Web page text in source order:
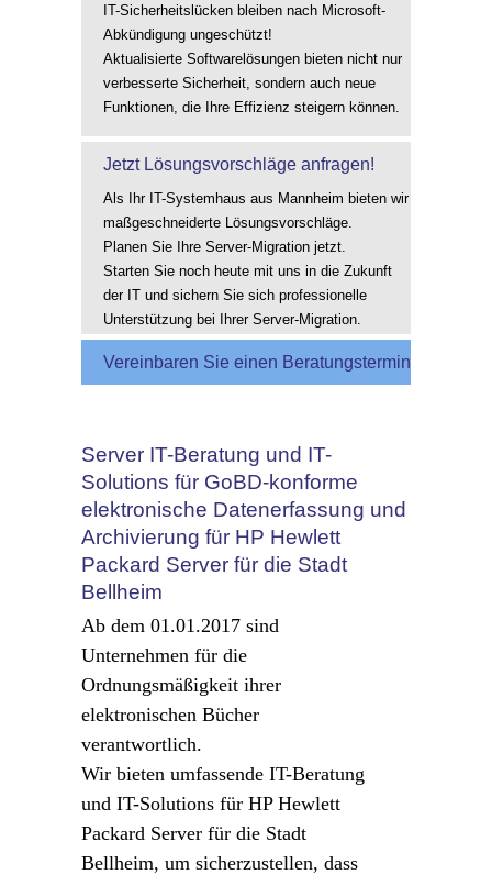
IT-Sicherheitslücken bleiben nach Microsoft-
Abkündigung ungeschützt!
Aktualisierte Softwarelösungen bieten nicht nur
verbesserte Sicherheit, sondern auch neue
Funktionen, die Ihre Effizienz steigern können.
Jetzt Lösungsvorschläge anfragen!
Als Ihr IT-Systemhaus aus Mannheim bieten wir
maßgeschneiderte Lösungsvorschläge.
Planen Sie Ihre Server-Migration jetzt.
Starten Sie noch heute mit uns in die Zukunft
der IT und sichern Sie sich professionelle
Unterstützung bei Ihrer Server-Migration.
Vereinbaren Sie einen Beratungstermin
Server IT-Beratung und IT-
Solutions für GoBD-konforme
elektronische Datenerfassung und
Archivierung für HP Hewlett
Packard Server für die Stadt
Bellheim
Ab dem 01.01.2017 sind
Unternehmen für die
Ordnungsmäßigkeit ihrer
elektronischen Bücher
verantwortlich.
Wir bieten umfassende IT-Beratung
und IT-Solutions für HP Hewlett
Packard Server für die Stadt
Bellheim, um sicherzustellen, dass